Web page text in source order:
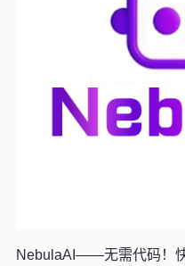
NebulaAI——无需代码！